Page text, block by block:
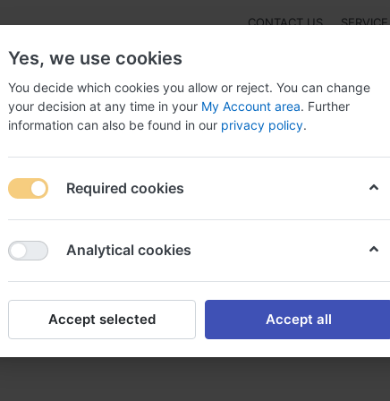
CONTACT US SERVICE
NEW
tinidazole tinidazole achat
achat
Yes, we use cookies
You decide which cookies you allow or reject. You can change
your decision at any time in your My Account area. Further
information can also be found in our privacy policy.
Required cookies
Analytical cookies
Accept selected Accept all